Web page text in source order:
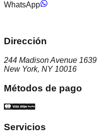
WhatsApp
Dirección
244 Madison Avenue 1639
New York, NY 10016
Métodos de pago
Servicios